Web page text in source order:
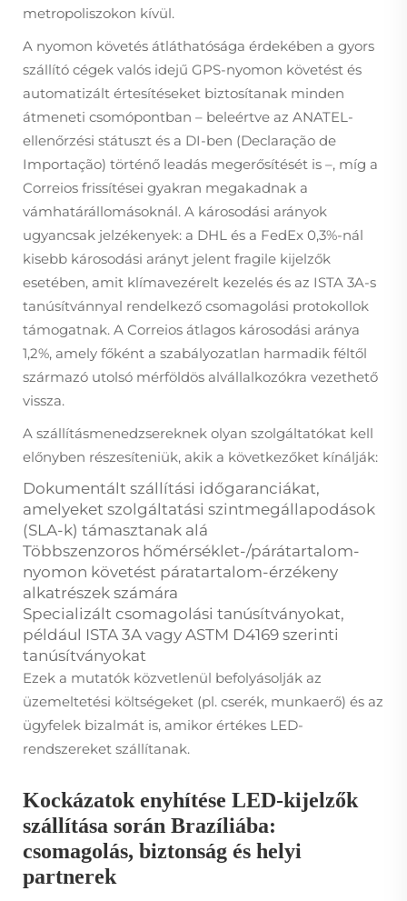
metropoliszokon kívül.
A nyomon követés átláthatósága érdekében a gyors
szállító cégek valós idejű GPS-nyomon követést és
automatizált értesítéseket biztosítanak minden
átmeneti csomópontban – beleértve az ANATEL-
ellenőrzési státuszt és a DI-ben (Declaração de
Importação) történő leadás megerősítését is –, míg a
Correios frissítései gyakran megakadnak a
vámhatárállomásoknál. A károsodási arányok
ugyancsak jelzékenyek: a DHL és a FedEx 0,3%-nál
kisebb károsodási arányt jelent fragile kijelzők
esetében, amit klímavezérelt kezelés és az ISTA 3A-s
tanúsítvánnyal rendelkező csomagolási protokollok
támogatnak. A Correios átlagos károsodási aránya
1,2%, amely főként a szabályozatlan harmadik féltől
származó utolsó mérföldös alvállalkozókra vezethető
vissza.
A szállításmenedzsereknek olyan szolgáltatókat kell
előnyben részesíteniük, akik a következőket kínálják:
Dokumentált szállítási időgaranciákat,
amelyeket szolgáltatási szintmegállapodások
(SLA-k) támasztanak alá
Többszenzoros hőmérséklet-/párátartalom-
nyomon követést páratartalom-érzékeny
alkatrészek számára
Specializált csomagolási tanúsítványokat,
például ISTA 3A vagy ASTM D4169 szerinti
tanúsítványokat
Ezek a mutatók közvetlenül befolyásolják az
üzemeltetési költségeket (pl. cserék, munkaerő) és az
ügyfelek bizalmát is, amikor értékes LED-
rendszereket szállítanak.
Kockázatok enyhítése LED-kijelzők
szállítása során Brazíliába:
csomagolás, biztonság és helyi
partnerek